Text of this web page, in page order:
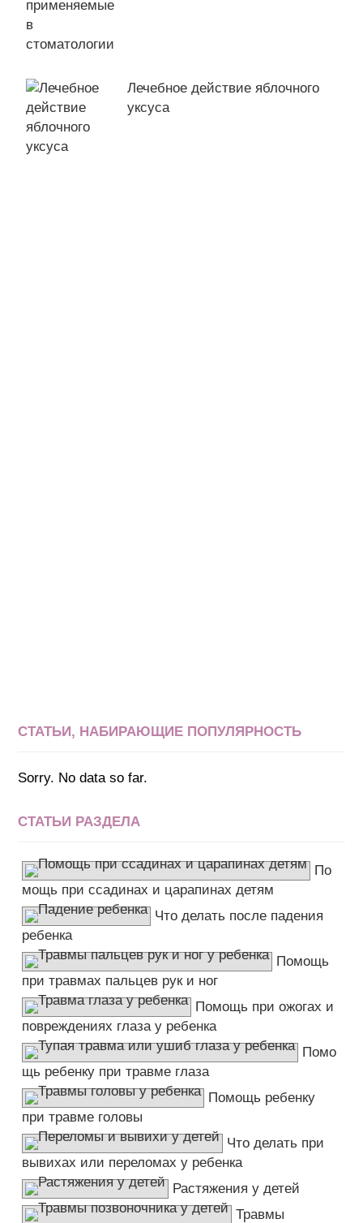
Лечебное действие яблочного
уксуса
СТАТЬИ, НАБИРАЮЩИЕ ПОПУЛЯРНОСТЬ
Sorry. No data so far.
СТАТЬИ РАЗДЕЛА
По
мощь при ссадинах и царапинах детям
Что делать после падения
ребенка
Помощь
при травмах пальцев рук и ног
Помощь при ожогах и
повреждениях глаза у ребенка
Помо
щь ребенку при травме глаза
Помощь ребенку
при травме головы
Что делать при
вывихах или переломах у ребенка
Растяжения у детей
Травмы